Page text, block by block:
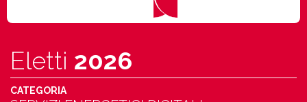
Eletti 2026
CATEGORIA